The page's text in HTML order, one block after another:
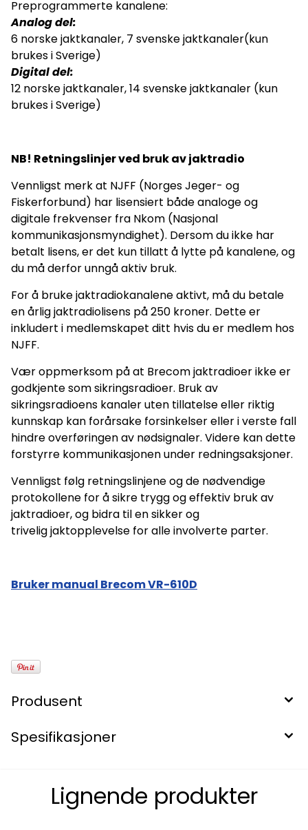
Preprogrammerte kanalene:
Analog del:
6 norske jaktkanaler, 7 svenske jaktkanaler(kun
brukes i Sverige)
Digital del:
12 norske jaktkanaler, 14 svenske jaktkanaler (kun
brukes i Sverige)
NB! Retningslinjer ved bruk av jaktradio
Vennligst merk at NJFF (Norges Jeger- og
Fiskerforbund) har lisensiert både analoge og
digitale frekvenser fra Nkom (Nasjonal
kommunikasjonsmyndighet). Dersom du ikke har
betalt lisens, er det kun tillatt å lytte på kanalene, og
du må derfor unngå aktiv bruk.
For å bruke jaktradiokanalene aktivt, må du betale
en årlig jaktradiolisens på 250 kroner. Dette er
inkludert i medlemskapet ditt hvis du er medlem hos
NJFF.
Vær oppmerksom på at Brecom jaktradioer ikke er
godkjente som sikringsradioer. Bruk av
sikringsradioens kanaler uten tillatelse eller riktig
kunnskap kan forårsake forsinkelser eller i verste fall
hindre overføringen av nødsignaler. Videre kan dette
forstyrre kommunikasjonen under redningsaksjoner.
Vennligst følg retningslinjene og de nødvendige
protokollene for å sikre trygg og effektiv bruk av
jaktradioer, og bidra til en sikker og
trivelig jaktopplevelse for alle involverte parter.
Bruker manual Brecom VR-610D
Produsent
Spesifikasjoner
Lignende produkter